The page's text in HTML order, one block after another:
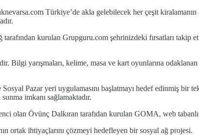
Türkiye’de akla gelebilecek her çeşit
kurulan Grupguru.com şehrinizdeki fırsatları takip
Bilgi yarışmaları, kelime, masa ve kart oyunlarına
Pazar yeri uygulamasını başlatmayı hedef edinmiş bir
imkanı sağlamaktadır.
Övünç Dalkıran tarafıdan kurulan GOMA, web tabanlı
ortak ihtiyaçlarını çözmeyi hedefleyen bir sosyal ağ projesi.